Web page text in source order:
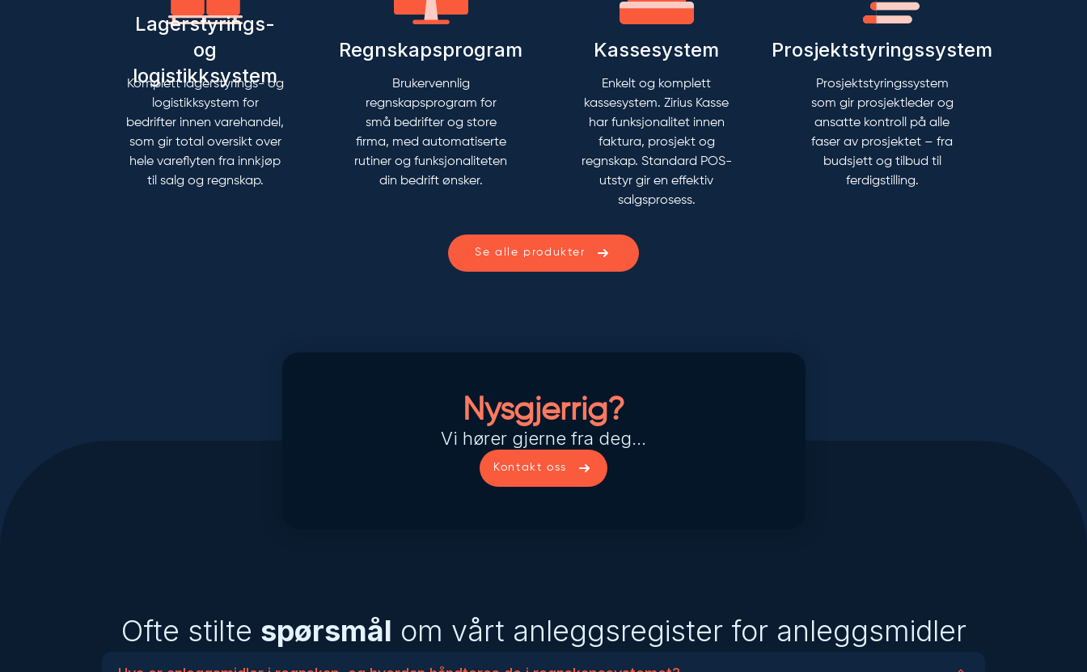
Lagerstyrings-
og
logistikksystem
Komplett lagerstyrings- og
logistikksystem for
bedrifter innen varehandel,
som gir total oversikt over
hele vareflyten fra innkjøp
til salg og regnskap.
Regnskapsprogram
Brukervennlig
regnskapsprogram for
små bedrifter og store
firma, med automatiserte
rutiner og funksjonaliteten
din bedrift ønsker.
Kassesystem
Enkelt og komplett
kassesystem. Zirius Kasse
har funksjonalitet innen
faktura, prosjekt og
regnskap. Standard POS-
utstyr gir en effektiv
salgsprosess.
Prosjektstyringssystem
Prosjektstyringssystem
som gir prosjektleder og
ansatte kontroll på alle
faser av prosjektet – fra
budsjett og tilbud til
ferdigstilling.
Se alle produkter
Nysgjerrig?
Vi hører gjerne fra deg…
Kontakt oss
Ofte stilte spørsmål om vårt anleggsregister for anleggsmidler